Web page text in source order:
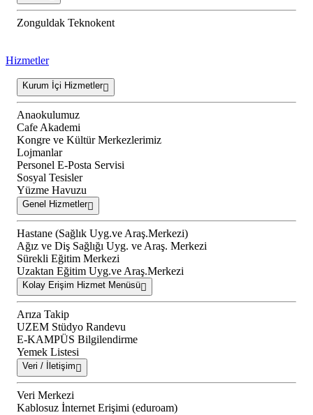
Zonguldak Teknokent
Hizmetler
Kurum İçi Hizmetler
Anaokulumuz
Cafe Akademi
Kongre ve Kültür Merkezlerimiz
Lojmanlar
Personel E-Posta Servisi
Sosyal Tesisler
Yüzme Havuzu
Genel Hizmetler
Hastane (Sağlık Uyg.ve Araş.Merkezi)
Ağız ve Diş Sağlığı Uyg. ve Araş. Merkezi
Sürekli Eğitim Merkezi
Uzaktan Eğitim Uyg.ve Araş.Merkezi
Kolay Erişim Hizmet Menüsü
Arıza Takip
UZEM Stüdyo Randevu
E-KAMPÜS Bilgilendirme
Yemek Listesi
Veri / İletişim
Veri Merkezi
Kablosuz İnternet Erişimi (eduroam)